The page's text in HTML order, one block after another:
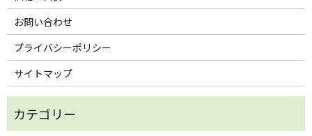
お問い合わせ
プライバシーポリシー
サイトマップ